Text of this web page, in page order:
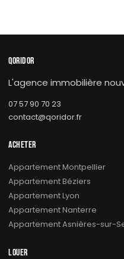
QORIDOR
L'agence immobilière
07 57 90 70 23
contact@qoridor.fr
ACHETER
Appartement Montpellier
Appartement Béziers
Appartement Lyon
Appartement Nanterre
Appartement Asnières-sur-
LOUER